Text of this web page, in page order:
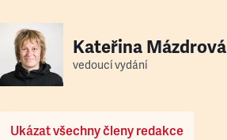
Kateřina Mázdrová
vedoucí vydání
Ukázat všechny členy redakce